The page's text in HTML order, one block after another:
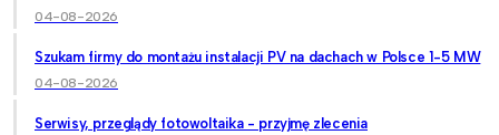
04-08-2026
Szukam firmy do montażu instalacji PV na dachach w Polsce 1-5 MW
04-08-2026
Serwisy, przeglądy fotowoltaika - przyjmę zlecenia